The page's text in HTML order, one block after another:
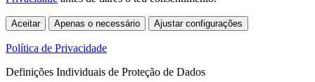
Aceitar Apenas o necessário Ajustar configurações
Política de Privacidade
Definições Individuais de Proteção de Dados